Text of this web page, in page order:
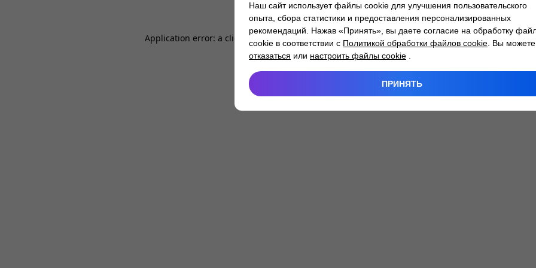
Application error: a client -side exception has occurred while loading atlantm.by (see the
Наш сайт использует файлы cookie для улучшения пользовательского
опыта, сбора статистики и предоставления персонализированных
рекомендаций. Нажав «Принять», вы даете согласие на обработку
cookie в соответствии с Политикой обработки файлов cookie . Вы можете
отказаться или настроить файлы cookie
ПРИНЯТЬ